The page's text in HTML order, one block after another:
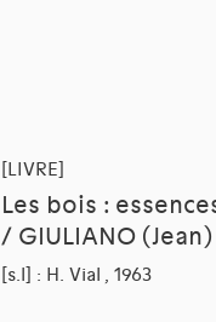
[LIVRE]
Les bois :
/ GIULIANO
[s.l] : H. Vial , 1963